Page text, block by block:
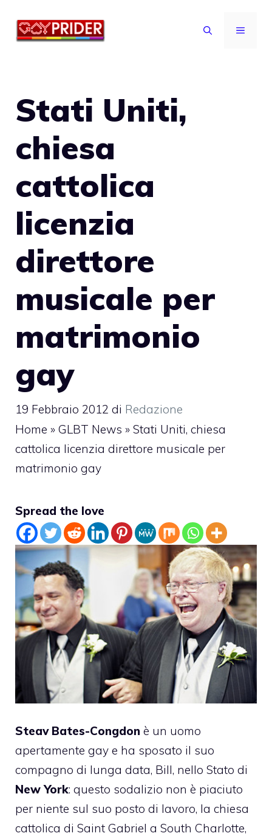
MENU
Stati Uniti,
chiesa
cattolica
licenzia
direttore
musicale per
matrimonio
gay
19 Febbraio 2012 di Redazione
Home » GLBT News » Stati Uniti, chiesa
cattolica licenzia direttore musicale per
matrimonio gay
Spread the love
Steav Bates-Congdon è un uomo
apertamente gay e ha sposato il suo
compagno di lunga data, Bill, nello Stato di
New York: questo sodalizio non è piaciuto
per niente sul suo posto di lavoro, la chiesa
cattolica di Saint Gabriel a South Charlotte,